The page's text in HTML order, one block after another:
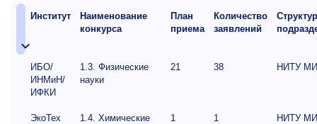
Институт
Наименование
конкурса
План
приема
Количество
заявлений
ИБО/
ИНМиН/
ИФКИ
1.3. Физические
науки
21 38 НИТУ
ЭкоТех
1.4. Химические
1 1 НИТУ